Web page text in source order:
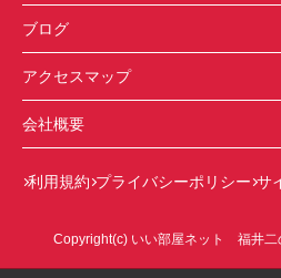
ブログ
アクセスマップ
会社概要
利用規約 プライバシーポリシー サ
Copyright(c) いい部屋ネット 福井二